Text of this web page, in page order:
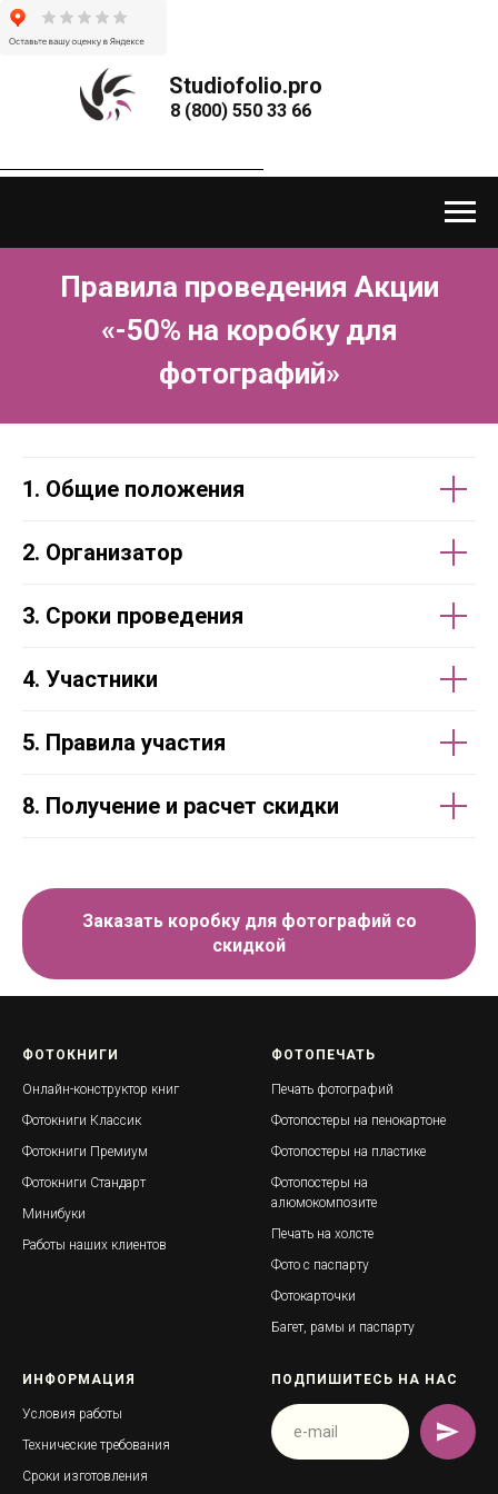
Studiofolio.pro
8 (800) 550 33 66
Правила проведения Акции
«-50% на коробку для
фотографий»
1. Общие положения
2. Организатор
3. Сроки проведения
4. Участники
5. Правила участия
8. Получение и расчет скидки
Заказать коробку для фотографий со
скидкой
ФОТОКНИГИ
Онлайн-конструктор книг
Фотокниги Классик
Фотокниги Премиум
Фотокниги Стандарт
Минибуки
Работы наших клиентов
ФОТОПЕЧАТЬ
Печать фотографий
Фотопостеры на пенокартоне
Фотопостеры на пластике
Фотопостеры на
алюмокомпозите
Печать на холсте
Фото с паспарту
Фотокарточки
Багет, рамы и паспарту
ИНФОРМАЦИЯ
Условия работы
Технические требования
Сроки изготовления
ПОДПИШИТЕСЬ НА НАС